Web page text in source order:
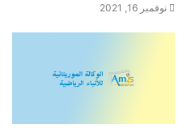
نوفمبر 16, 2021